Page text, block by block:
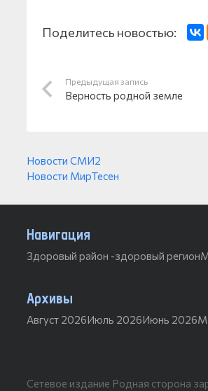
Поделитесь новостью:
Предыдущая запись
Верность родной земле
Новости СМИ2
Новости МирТесен
Навигация
Здоровый район -здоровый регион
Архивы
Август 2026Июль 2026Июнь 2026
Сетевое издание Родная сторона